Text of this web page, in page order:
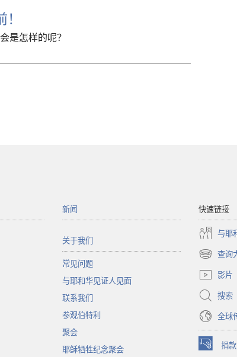
是怎样的呢？
新闻
关于我们
常见问题
与耶和华见证人见面
联系我们
参观伯特利
聚会
耶稣牺牲纪念聚会
快速链接
与耶
查询
（打
开
新
窗
口）
影片
搜索
全球
捐款
（打